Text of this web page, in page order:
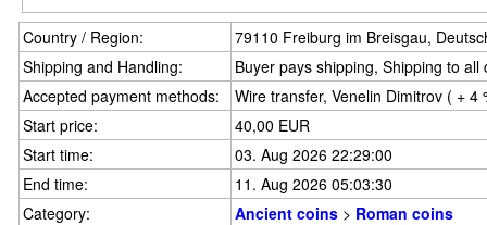
Country / Region:
79110 Freiburg im Breisgau,
Shipping and Handling:
Buyer pays shipping, Shipping to
Accepted payment methods:
Wire transfer, Venelin Dimitrov ( + 4
Start price:
40,00 EUR
Start time:
03. Aug 2026 22:29:00
End time:
11. Aug 2026 05:03:30
Category:
Ancient coins > Roman coins